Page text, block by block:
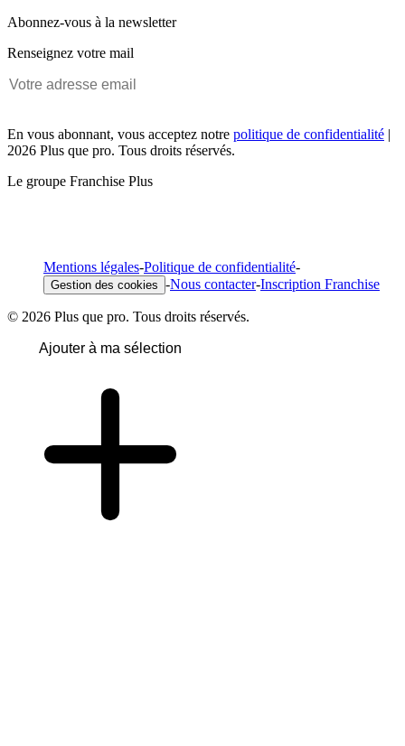
Abonnez-vous à la newsletter
Renseignez votre mail
En vous abonnant, vous acceptez notre politique de confidentialité |
2026 Plus que pro. Tous droits réservés.
Le groupe Franchise Plus
Mentions légales-Politique de confidentialité-
Gestion des cookies -Nous contacter-Inscription Franchise
© 2026 Plus que pro. Tous droits réservés.
Ajouter à ma sélection